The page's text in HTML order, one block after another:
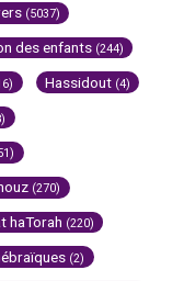
(5037)
des enfants (244)
Hassidout (4)
(270)
haTorah (220)
(2)